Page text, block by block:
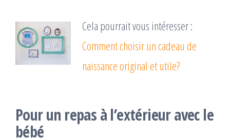
Cela pourrait vous intéresser :
Comment choisir un cadeau de
naissance original et utile?
Pour un repas à l’extérieur avec le
bébé